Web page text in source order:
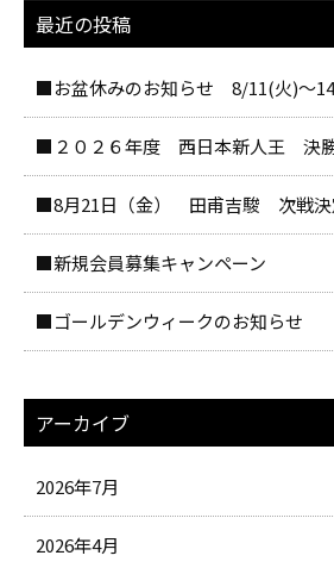
最近の投稿
■お盆休みのお知らせ 8/11(火)～
■２０２６年度 西日本新人王 決
■8月21日（金） 田甫吉駿 次戦決
■新規会員募集キャンペーン
■ゴールデンウィークのお知らせ
アーカイブ
2026年7月
2026年4月